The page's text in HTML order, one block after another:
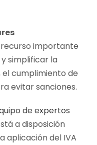
recurso importante
simplificar la
el cumplimiento de
evitar sanciones.
de expertos
a disposición
aplicación del IVA